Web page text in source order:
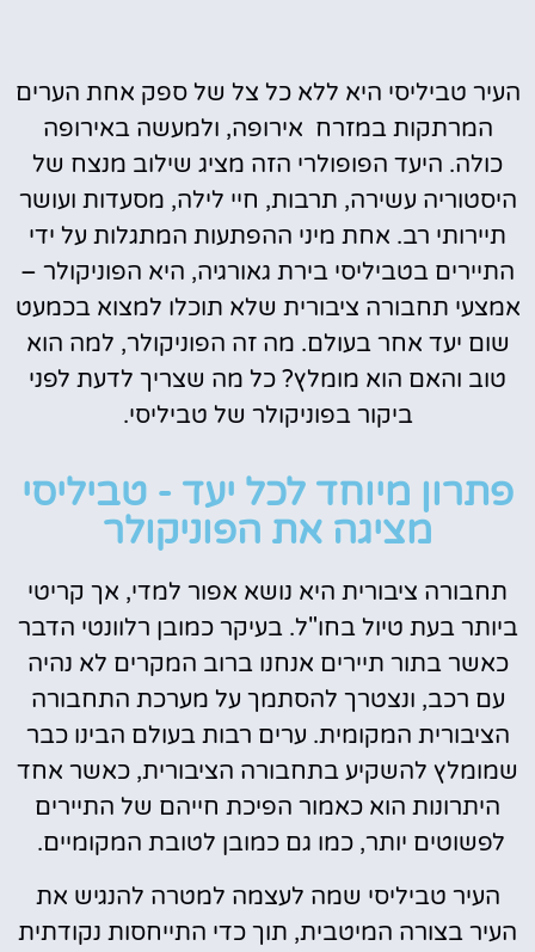
העיר טביליסי היא ללא כל צל של ספק אחת הערים
המרתקות במזרח אירופה, ולמעשה באירופה
כולה. היעד הפופולרי הזה מציג שילוב מנצח של
היסטוריה עשירה, תרבות, חיי לילה, מסעדות ועושר
תיירותי רב. אחת מיני ההפתעות המתגלות על ידי
התיירים בטביליסי בירת גאורגיה, היא הפוניקולר –
אמצעי תחבורה ציבורית שלא תוכלו למצוא בכמעט
שום יעד אחר בעולם. מה זה הפוניקולר, למה הוא
טוב והאם הוא מומלץ? כל מה שצריך לדעת לפני
ביקור בפוניקולר של טביליסי.
פתרון מיוחד לכל יעד - טביליסי
מציגה את הפוניקולר
תחבורה ציבורית היא נושא אפור למדי, אך קריטי
ביותר בעת טיול בחו"ל. בעיקר כמובן רלוונטי הדבר
כאשר בתור תיירים אנחנו ברוב המקרים לא נהיה
עם רכב, ונצטרך להסתמך על מערכת התחבורה
הציבורית המקומית. ערים רבות בעולם הבינו כבר
שמומלץ להשקיע בתחבורה הציבורית, כאשר אחד
היתרונות הוא כאמור הפיכת חייהם של התיירים
לפשוטים יותר, כמו גם כמובן לטובת המקומיים.
העיר טביליסי שמה לעצמה למטרה להנגיש את
העיר בצורה המיטבית, תוך כדי התייחסות נקודתית